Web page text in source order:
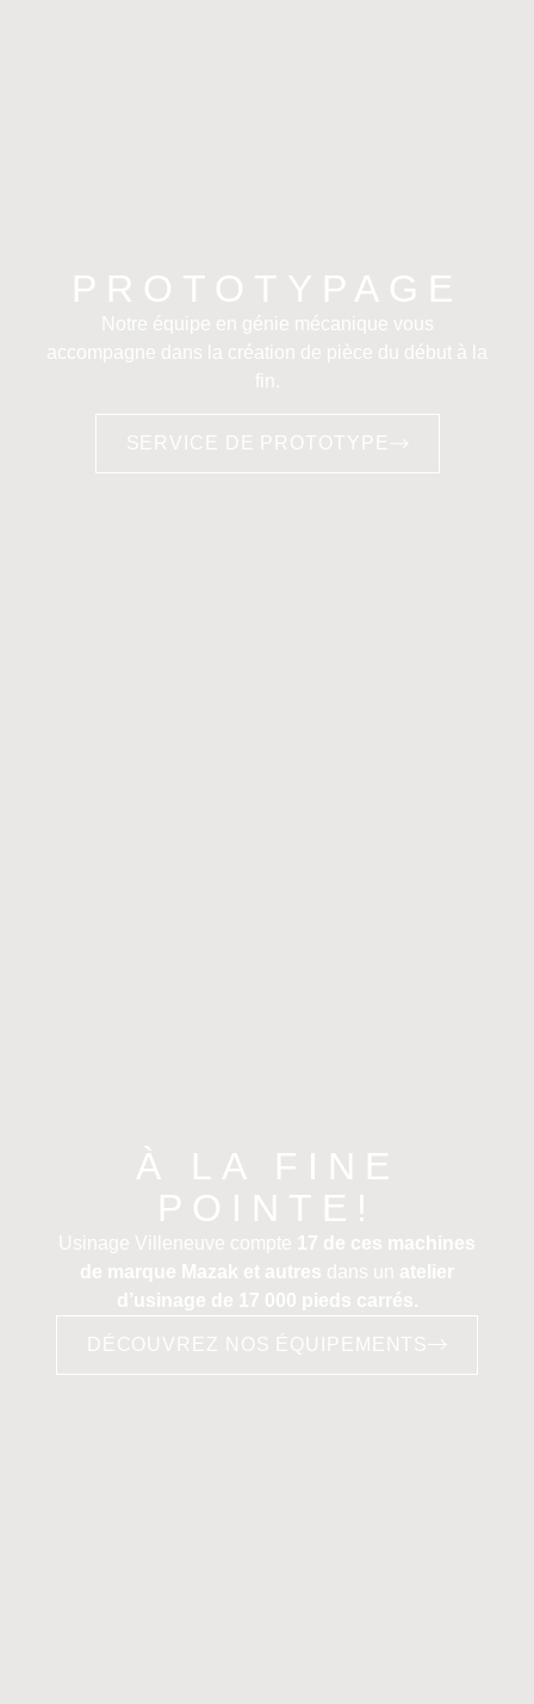
PROTOTYPAGE
Notre équipe en génie mécanique vous
accompagne dans la création de pièce du début à la
fin.
SERVICE DE PROTOTYPE
À LA FINE
POINTE!
Usinage Villeneuve compte
17 de ces machines
de marque Mazak et autres dans un atelier
d’usinage de 17 000 pieds carrés.
DÉCOUVREZ NOS ÉQUIPEMENTS